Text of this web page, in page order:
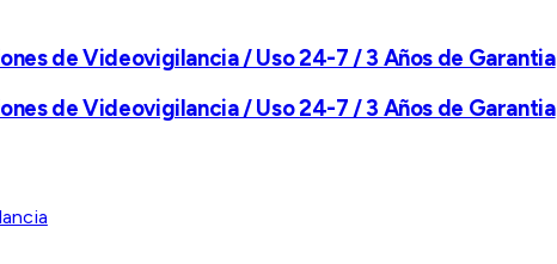
de Videovigilancia / Uso 24-7 / 3 Años de Garantia
de Videovigilancia / Uso 24-7 / 3 Años de Garantia